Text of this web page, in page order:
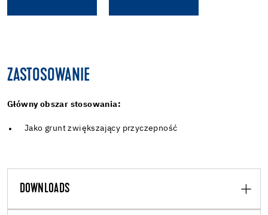
ZASTOSOWANIE
Główny obszar stosowania:
Jako grunt zwiększający przyczepność
DOWNLOADS